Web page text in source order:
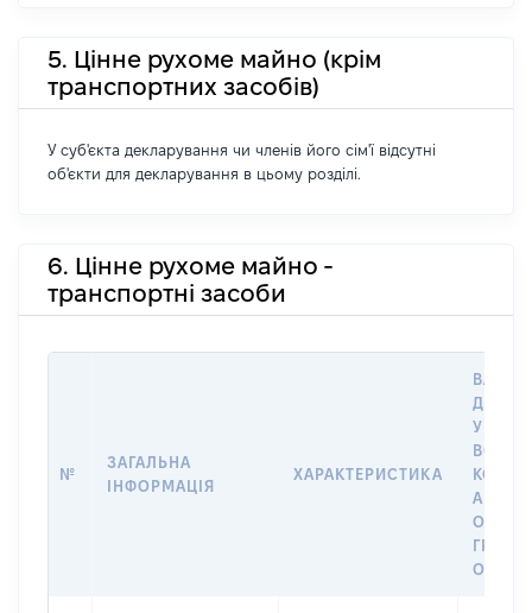
5. Цінне рухоме майно (крім
транспортних засобів)
У суб'єкта декларування чи членів його сім'ї відсутні
об'єкти для декларування в цьому розділі.
6. Цінне рухоме майно -
транспортні засоби
№
ЗАГАЛЬНА
ІНФОРМАЦІЯ
ХАРАКТЕРИСТИКА
ДАТУ
У
АБО